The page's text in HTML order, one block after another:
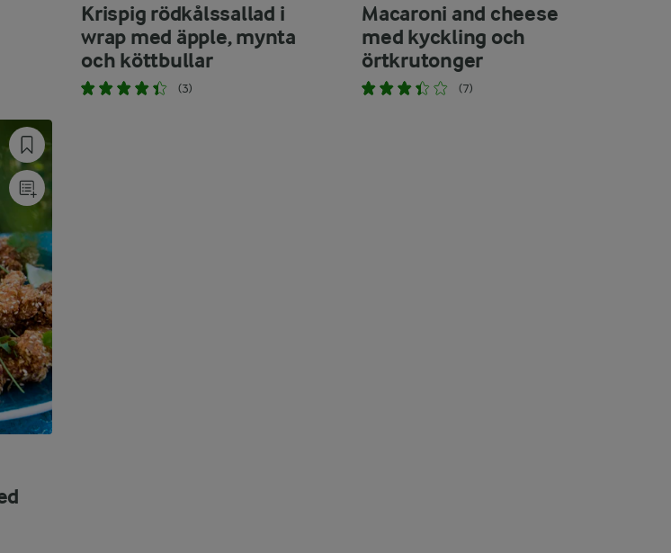
Krispig rödkålssallad i
wrap med äpple, mynta
och köttbullar
(3)
Macaroni and cheese
med kyckling och
örtkrutonger
(7)